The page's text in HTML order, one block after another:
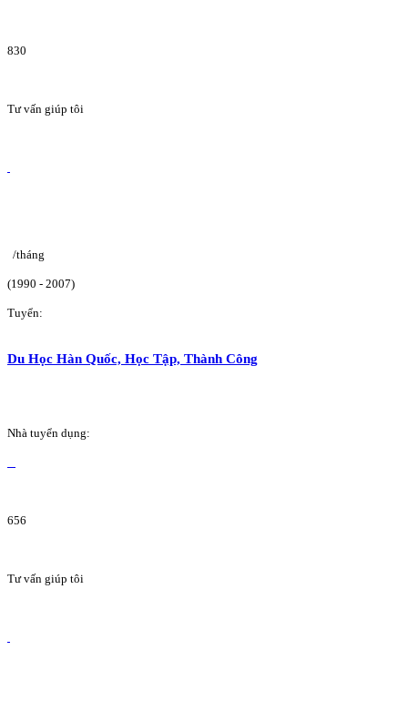
830
Tư vấn giúp tôi
/tháng
(1990 - 2007)
Tuyển:
Du Học Hàn Quốc, Học Tập, Thành Công
Nhà tuyển dụng:
656
Tư vấn giúp tôi